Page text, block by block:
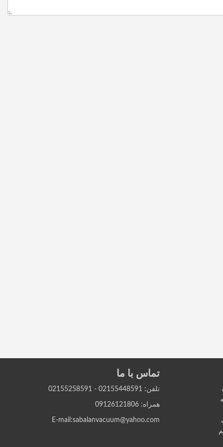
تماس با ما
تلفن: 02155448591 - 02155258591
همراه: 09126121806
E-mail:sabalanvacuum@yahoo.com